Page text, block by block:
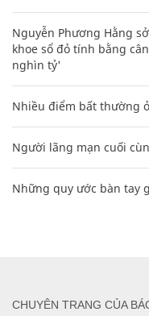
Nguyễn Phương Hằng
khoe sổ đỏ tính bằng
nghìn tỷ'
Nhiều điểm bất thường
Người lãng mạn cuối
Những quy ước bàn tay
CHUYÊN TRANG CỦA